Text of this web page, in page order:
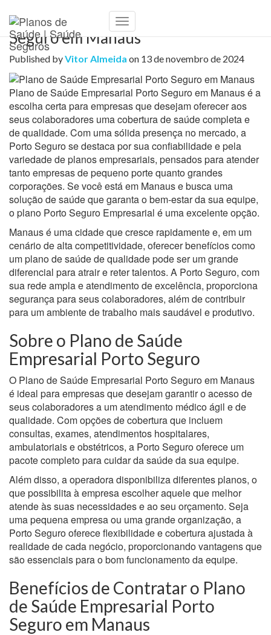
Toggle
Navigation
Plano de Saúde Empresarial Porto
Seguro em Manaus
Published byVitor Almeida on 13 de novembro de 2024
Plano de Saúde Empresarial Porto Seguro em Manaus é a
escolha certa para empresas que desejam oferecer aos
seus colaboradores uma cobertura de saúde completa e
de qualidade. Com uma sólida presença no mercado, a
Porto Seguro se destaca por sua confiabilidade e pela
variedade de planos empresariais, pensados para atender
tanto empresas de pequeno porte quanto grandes
corporações. Se você está em Manaus e busca uma
solução de saúde que garanta o bem-estar da sua equipe,
o plano Porto Seguro Empresarial é uma excelente opção.
Manaus é uma cidade que cresce rapidamente e, em um
cenário de alta competitividade, oferecer benefícios como
um plano de saúde de qualidade pode ser um grande
diferencial para atrair e reter talentos. A Porto Seguro, com
sua rede ampla e atendimento de excelência, proporciona
segurança para seus colaboradores, além de contribuir
para um ambiente de trabalho mais saudável e produtivo.
Sobre o Plano de Saúde
Empresarial Porto Seguro
O Plano de Saúde Empresarial Porto Seguro em Manaus
é ideal para empresas que desejam garantir o acesso de
seus colaboradores a um atendimento médico ágil e de
qualidade. Com opções de cobertura que incluem
consultas, exames, atendimentos hospitalares,
ambulatoriais e obstétricos, a Porto Seguro oferece um
pacote completo para cuidar da saúde da sua equipe.
Além disso, a operadora disponibiliza diferentes planos, o
que possibilita à empresa escolher aquele que melhor
atende às suas necessidades e ao seu orçamento. Seja
uma pequena empresa ou uma grande organização, a
Porto Seguro oferece flexibilidade e cobertura ajustada à
realidade de cada negócio, proporcionando vantagens que
são essenciais para o bom funcionamento da equipe.
Benefícios de Contratar o Plano
de Saúde Empresarial Porto
Seguro em Manaus